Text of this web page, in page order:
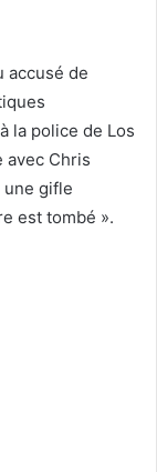
accusé de
la police de Los
avec Chris
une gifle
est tombé ».